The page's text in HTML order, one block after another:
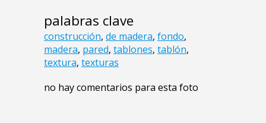
palabras clave
construcción, de madera, fondo,
madera, pared, tablones, tablón,
textura, texturas
no hay comentarios para esta foto